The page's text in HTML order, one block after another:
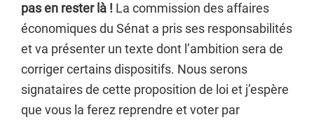
pas en rester là ! La commission des affaires
économiques du Sénat a pris ses responsabilités
et va présenter un texte dont l’ambition sera de
corriger certains dispositifs. Nous serons
signataires de cette proposition de loi et j’espère
que vous la ferez reprendre et voter par